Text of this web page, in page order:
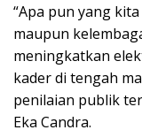
“Apa pun yang
maupun
meningkatkan
kader di tengah
penilaian publik
Eka Candra.